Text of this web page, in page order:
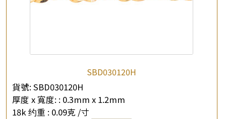
SBD030120H
貨號: SBD030120H
厚度 x 寬度: : 0.3mm x 1.2mm
18k 约重 : 0.09克 /寸